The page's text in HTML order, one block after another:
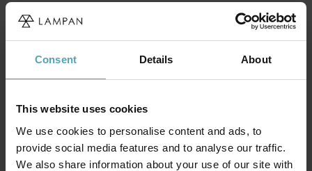
Consent Details About
This website uses cookies
We use cookies to personalise content and ads, to
provide social media features and to analyse our traffic.
We also share information about your use of our site with
KAMPANJ